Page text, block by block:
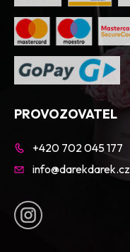
PROVOZOVATEL
+420 702 045 177
info@darekdarek.cz